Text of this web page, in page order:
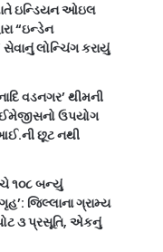
ઇન્ડિયન ઓઇલ
“ઇન્ડેન
લોન્ચિંગ કરાયું
વડનગર’ થીમની
ઈમેજીસનો ઉપયોગ
છૂટ નથી
૧૦૮ બન્યું
જિલ્લાના ગ્રામ્ય
૩ પ્રસૂતિ, એકનું